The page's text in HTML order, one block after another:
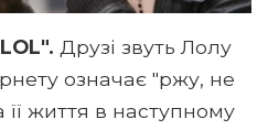
Друзі звуть Лолу
означає "ржу, не
життя в наступному